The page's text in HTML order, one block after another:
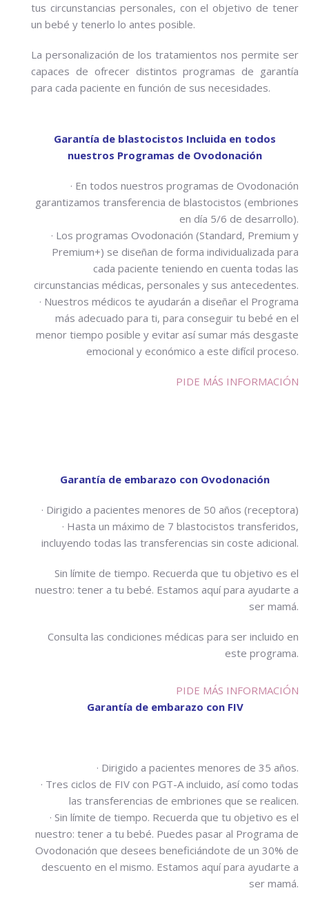
tus circunstancias personales, con el objetivo de tener
un bebé y tenerlo lo antes posible.
La personalización de los tratamientos nos permite ser
capaces de ofrecer distintos programas de garantía
para cada paciente en función de sus necesidades.
Garantía de blastocistos Incluida en todos
nuestros Programas de Ovodonación
· En todos nuestros programas de Ovodonación
garantizamos transferencia de blastocistos (embriones
en día 5/6 de desarrollo).
· Los programas Ovodonación (Standard, Premium y
Premium+) se diseñan de forma individualizada para
cada paciente teniendo en cuenta todas las
circunstancias médicas, personales y sus antecedentes.
· Nuestros médicos te ayudarán a diseñar el Programa
más adecuado para ti, para conseguir tu bebé en el
menor tiempo posible y evitar así sumar más desgaste
emocional y económico a este difícil proceso.
PIDE MÁS INFORMACIÓN
Garantía de embarazo con Ovodonación
· Dirigido a pacientes menores de 50 años (receptora)
· Hasta un máximo de 7 blastocistos transferidos,
incluyendo todas las transferencias sin coste adicional.
Sin límite de tiempo. Recuerda que tu objetivo es el
nuestro: tener a tu bebé. Estamos aquí para ayudarte a
ser mamá.
Consulta las condiciones médicas para ser incluido en
este programa.
PIDE MÁS INFORMACIÓN
Garantía de embarazo con FIV
· Dirigido a pacientes menores de 35 años.
· Tres ciclos de FIV con PGT-A incluido, así como todas
las transferencias de embriones que se realicen.
· Sin límite de tiempo. Recuerda que tu objetivo es el
nuestro: tener a tu bebé. Puedes pasar al Programa de
Ovodonación que desees beneficiándote de un 30% de
descuento en el mismo. Estamos aquí para ayudarte a
ser mamá.